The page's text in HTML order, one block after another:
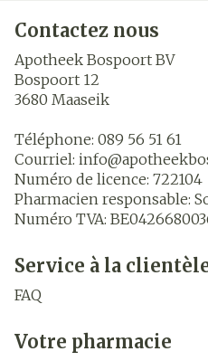
Contactez nous
Apotheek Bospoort BV
Bospoort 12
3680 Maaseik
Téléphone: 089 56 51 61
Courriel: info@
Numéro de licence: 722104
Pharmacien responsable:
Numéro TVA:
Service à la
FAQ
Votre pharmacie